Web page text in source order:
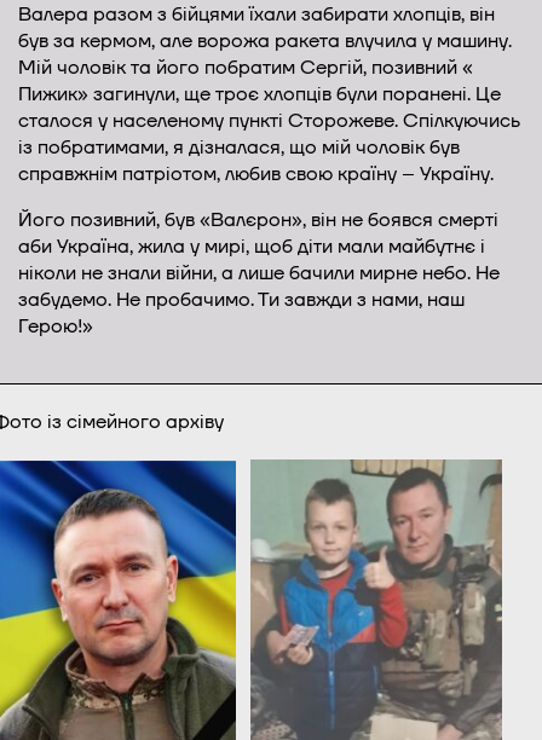
Валера разом з бійцями їхали забирати хлопців, він
був за кермом, але ворожа ракета влучила у машину.
Мій чоловік та його побратим Сергій, позивний «
Пижик» загинули, ще троє хлопців були поранені. Це
сталося у населеному пункті Сторожеве. Спілкуючись
із побратимами, я дізналася, що мій чоловік був
справжнім патріотом, любив свою країну – Україну.
Його позивний, був «Валєрон», він не боявся смерті
аби Україна, жила у мирі, щоб діти мали майбутнє і
ніколи не знали війни, а лише бачили мирне небо. Не
забудемо. Не пробачимо. Ти завжди з нами, наш
Герою!»
із сімейного архіву